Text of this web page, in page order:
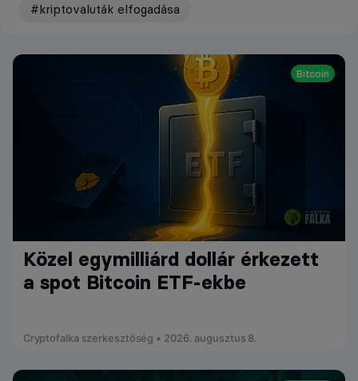
#kriptovaluták elfogadása
Bitcoin
Közel egymilliárd dollár érkezett
a spot Bitcoin ETF-ekbe
Cryptofalka szerkesztőség • 2026. augusztus 8.